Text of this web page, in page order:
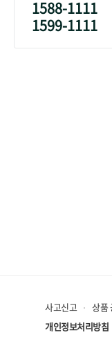
1588-1111
1599-1111
사고신고 상품
개인정보처리방침